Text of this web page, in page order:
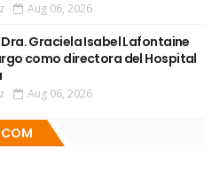
Aug 06, 2026
Graciela Isabel Lafontaine
como directora del Hospital
Aug 06, 2026